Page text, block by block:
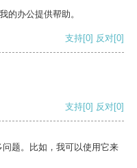
的办公提供帮助。
支持[0] 反对[0]
支持[0] 反对[0]
题。比如，我可以使用它来